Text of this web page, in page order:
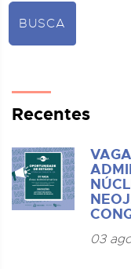
BUSCA
Recentes
03